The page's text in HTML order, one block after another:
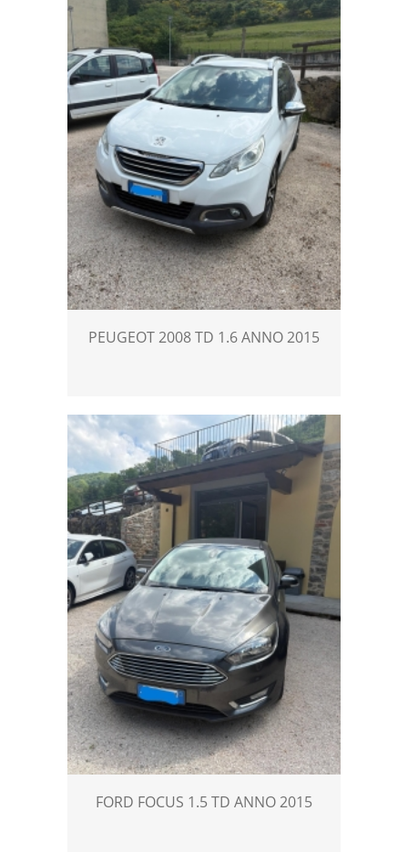
PEUGEOT 2008 TD 1.6 ANNO 2015
FORD FOCUS 1.5 TD ANNO 2015